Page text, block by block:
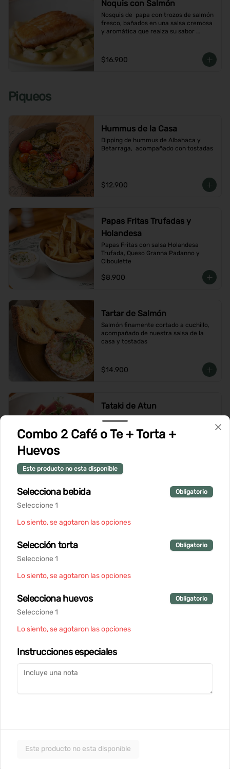
Ñoquis con Salmón
Ñosquis de  papa con trozos de salmón
fresco, bañados en una salsa cremosa
y aromática que realza su sabor
$16.900
Piqueos
Hummus de la Casa
Dipping de hummus de Albahaca y
Betarraga,  acompañado con tostadas
$12.900
Papas Fritas Trufadas y
Holandesa
Papas Fritas con salsa Holandesa
Trufada, Queso Granna Padanno y
Ciboulette
$8.900
Tartar de Salmón
Salmón finamente cortado a cuchillo,
acompañado de nuestra salsa de la
casa y tostadas
$14.900
Tataki de Atun
$14.900
caramelizada, coronada con huevo
pochado, suave salsa holandesa y
Wraps
Tortilla suave con pastrami casero,
palta, lechuga crujiente y aceitunas.
Tortilla suave con pechuga de pollo,
Perfecto para una comida ligera y
Combo 2 Café o Te + Torta +
Huevos
Este producto no esta disponible
Selecciona bebida Obligatorio
Seleccione 1
Lo siento, se agotaron las opciones
Selección torta Obligatorio
Seleccione 1
Lo siento, se agotaron las opciones
Selecciona huevos Obligatorio
Seleccione 1
Lo siento, se agotaron las opciones
Instrucciones especiales
Este producto no esta disponible